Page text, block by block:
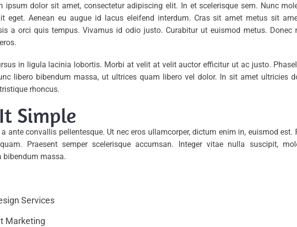
ipsum dolor sit amet, consectetur adipiscing elit. In et scelerisque sem. Nunc
eget. Aenean eu augue id lacus eleifend interdum. Cras sit amet metus sit
a orci quis tempus. Vivamus id odio justo. Curabitur ut euismod metus. Donec
in ligula lacinia lobortis. Morbi at velit at velit auctor efficitur ut ac justo.
libero bibendum massa, ut ultrices quam libero vel dolor. In sit amet ultricies
rhoncus.
Simple
ante convallis pellentesque. Ut nec eros ullamcorper, dictum enim in, euismod
Praesent semper scelerisque accumsan. Integer vitae nulla suscipit,
bibendum massa.
Services
Marketing